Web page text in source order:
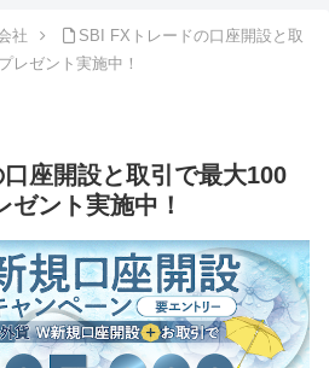
社
SBI FXトレードの口座開設と取
レゼント実施中！
座開設と取引で最大100
ント実施中！